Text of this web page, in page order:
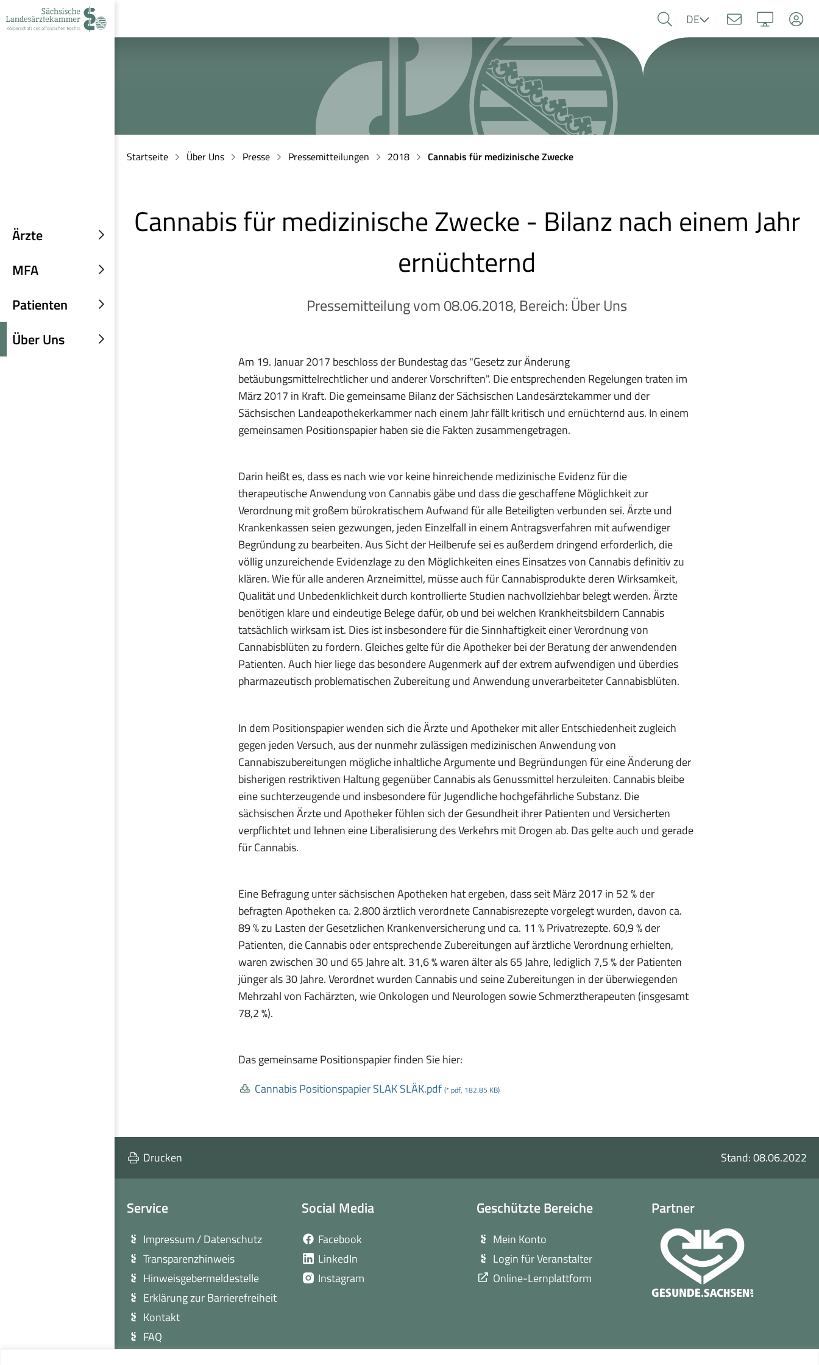
Navigation
Suche
Inhalt
Ärzte
Untermenü
MFA
Untermenü
Patienten
Untermenü
Über Uns
Untermenü
Sprache
DE
Startseite Über Uns Presse Pressemitteilungen 2018 Cannabis für medizinische Zwecke
Cannabis für medizinische Zwecke - Bilanz nach einem Jahr
ernüchternd
Pressemitteilung vom 08.06.2018, Bereich: Über Uns
Am 19. Januar 2017 beschloss der Bundestag das "Gesetz zur Änderung
betäubungsmittelrechtlicher und anderer Vorschriften". Die entsprechenden Regelungen traten im
März 2017 in Kraft. Die gemeinsame Bilanz der Sächsischen Landesärztekammer und der
Sächsischen Landeapothekerkammer nach einem Jahr fällt kritisch und ernüchternd aus. In einem
gemeinsamen Positionspapier haben sie die Fakten zusammengetragen.
Darin heißt es, dass es nach wie vor keine hinreichende medizinische Evidenz für die
therapeutische Anwendung von Cannabis gäbe und dass die geschaffene Möglichkeit zur
Verordnung mit großem bürokratischem Aufwand für alle Beteiligten verbunden sei. Ärzte und
Krankenkassen seien gezwungen, jeden Einzelfall in einem Antragsverfahren mit aufwendiger
Begründung zu bearbeiten. Aus Sicht der Heilberufe sei es außerdem dringend erforderlich, die
völlig unzureichende Evidenzlage zu den Möglichkeiten eines Einsatzes von Cannabis definitiv zu
klären. Wie für alle anderen Arzneimittel, müsse auch für Cannabisprodukte deren Wirksamkeit,
Qualität und Unbedenklichkeit durch kontrollierte Studien nachvollziehbar belegt werden. Ärzte
benötigen klare und eindeutige Belege dafür, ob und bei welchen Krankheitsbildern Cannabis
tatsächlich wirksam ist. Dies ist insbesondere für die Sinnhaftigkeit einer Verordnung von
Cannabisblüten zu fordern. Gleiches gelte für die Apotheker bei der Beratung der anwendenden
Patienten. Auch hier liege das besondere Augenmerk auf der extrem aufwendigen und überdies
pharmazeutisch problematischen Zubereitung und Anwendung unverarbeiteter Cannabisblüten.
In dem Positionspapier wenden sich die Ärzte und Apotheker mit aller Entschiedenheit zugleich
gegen jeden Versuch, aus der nunmehr zulässigen medizinischen Anwendung von
Cannabiszubereitungen mögliche inhaltliche Argumente und Begründungen für eine Änderung der
bisherigen restriktiven Haltung gegenüber Cannabis als Genussmittel herzuleiten. Cannabis bleibe
eine suchterzeugende und insbesondere für Jugendliche hochgefährliche Substanz. Die
sächsischen Ärzte und Apotheker fühlen sich der Gesundheit ihrer Patienten und Versicherten
verpflichtet und lehnen eine Liberalisierung des Verkehrs mit Drogen ab. Das gelte auch und gerade
für Cannabis.
Eine Befragung unter sächsischen Apotheken hat ergeben, dass seit März 2017 in 52 % der
befragten Apotheken ca. 2.800 ärztlich verordnete Cannabisrezepte vorgelegt wurden, davon ca.
89 % zu Lasten der Gesetzlichen Krankenversicherung und ca. 11 % Privatrezepte. 60,9 % der
Patienten, die Cannabis oder entsprechende Zubereitungen auf ärztliche Verordnung erhielten,
waren zwischen 30 und 65 Jahre alt. 31,6 % waren älter als 65 Jahre, lediglich 7,5 % der Patienten
jünger als 30 Jahre. Verordnet wurden Cannabis und seine Zubereitungen in der überwiegenden
Mehrzahl von Fachärzten, wie Onkologen und Neurologen sowie Schmerztherapeuten (insgesamt
78,2 %).
Das gemeinsame Positionspapier finden Sie hier:
Cannabis Positionspapier SLAK SLÄK.pdf (*.pdf, 182.85 KB)
Drucken Stand: 08.06.2022
Service
Impressum / Datenschutz
Transparenzhinweis
Hinweisgebermeldestelle
Erklärung zur Barrierefreiheit
Kontakt
FAQ
Social Media
Facebook
neuem
LinkedIn
in
Instagram
Geschützte Bereiche
Mein Konto
Login für Veranstalter
Online-Lernplattform
Partner